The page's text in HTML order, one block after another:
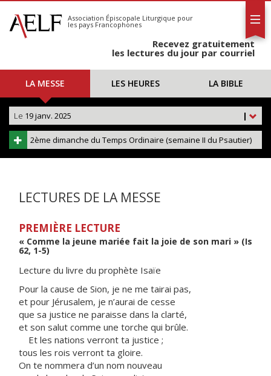
S'abonner
Calendrier
Association Épiscopale Liturgique pour
les pays Francophones
Recevez gratuitement
les lectures du jour par courriel
LA MESSE LES HEURES LA BIBLE
|
Le 19 janv. 2025
2ème dimanche du Temps Ordinaire (semaine II du Psautier)
LECTURES DE LA MESSE
PREMIÈRE LECTURE
« Comme la jeune mariée fait la joie de son mari » (Is
62, 1-5)
Lecture du livre du prophète Isaïe
Pour la cause de Sion, je ne me tairai pas,
et pour Jérusalem, je n’aurai de cesse
que sa justice ne paraisse dans la clarté,
et son salut comme une torche qui brûle.
Et les nations verront ta justice ;
tous les rois verront ta gloire.
On te nommera d’un nom nouveau